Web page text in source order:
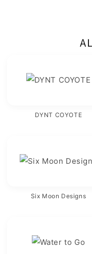
DYNT COYOTE
Six Moon Designs